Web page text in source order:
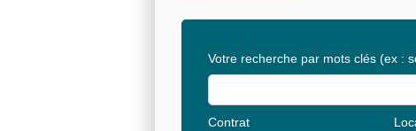
Votre recherche par mots clés (ex :
Contrat